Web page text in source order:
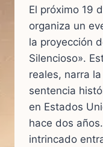
El próximo 19
organiza un
la proyección
Silencioso».
reales, narra
sentencia
en Estados
hace dos
intrincado